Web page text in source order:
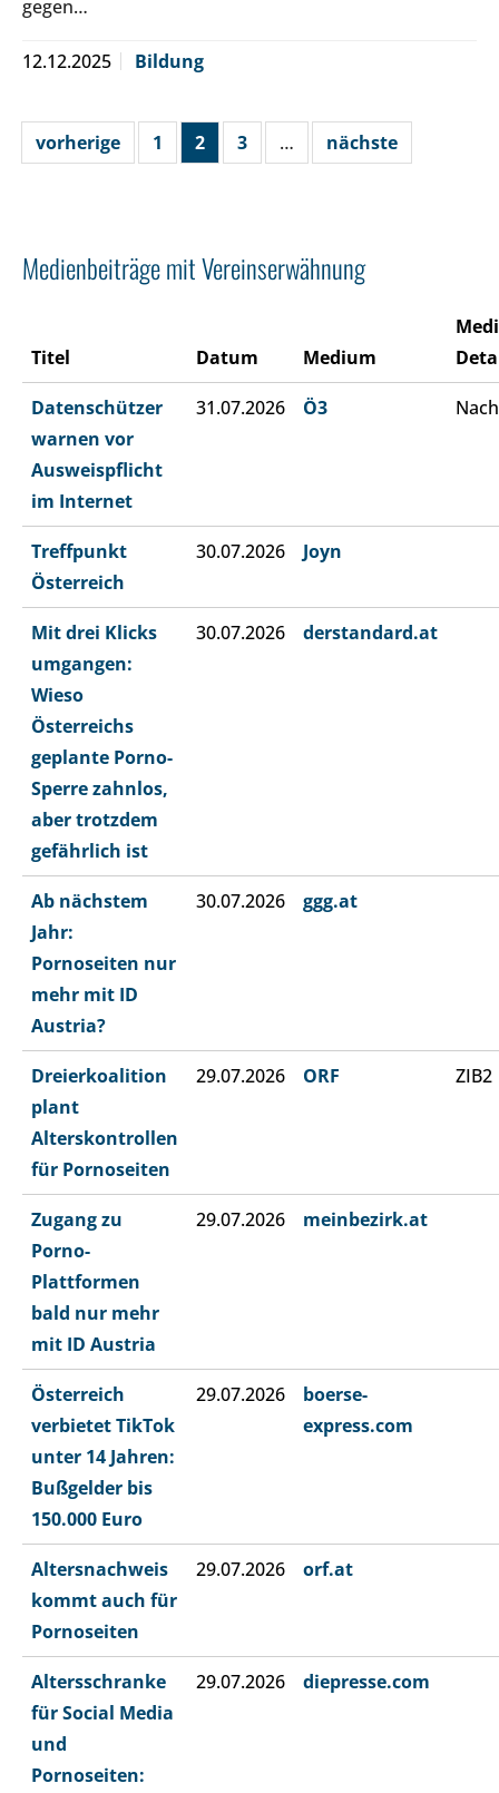
gegen…
12.12.2025 Bildung
vorherige 1 2 3 … nächste
Medienbeiträge mit Vereinserwähnung
Titel Datum Medium
Datenschützer
warnen vor
Ausweispflicht
im Internet
31.07.2026 Ö3
Treffpunkt
Österreich
30.07.2026 Joyn
Mit drei Klicks
umgangen:
Wieso
Österreichs
geplante Porno-
Sperre zahnlos,
aber trotzdem
gefährlich ist
30.07.2026 derstandard.at
Ab nächstem
Jahr:
Pornoseiten nur
mehr mit ID
Austria?
30.07.2026 ggg.at
Dreierkoalition
plant
Alterskontrollen
für Pornoseiten
29.07.2026 ORF ZIB2
Zugang zu
Porno-
Plattformen
bald nur mehr
mit ID Austria
29.07.2026 meinbezirk.at
Österreich
verbietet TikTok
unter 14 Jahren:
Bußgelder bis
150.000 Euro
29.07.2026
boerse-
express.com
Altersnachweis
kommt auch für
Pornoseiten
29.07.2026 orf.at
Altersschranke
für Social Media
und
Pornoseiten:
29.07.2026 diepresse.com